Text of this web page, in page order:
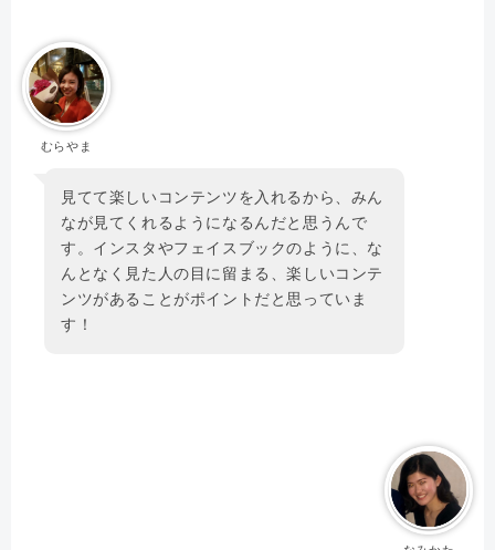
むらやま
見てて楽しいコンテンツを入れるから、みん
なが見てくれるようになるんだと思うんで
す。インスタやフェイスブックのように、な
んとなく見た人の目に留まる、楽しいコンテ
ンツがあることがポイントだと思っていま
す！